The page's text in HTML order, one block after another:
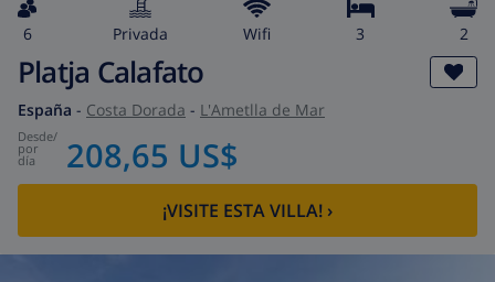
6 privada wifi 3 2
Platja Calafato
España - Costa Dorada - L'Ametlla de Mar
desde/
por
día 208,65 US$
¡VISITE ESTA VILLA! ›